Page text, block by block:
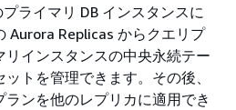
ライマリ DB インスタンスに
Aurora Replicas からクエリプ
インスタンスの中央永続テー
トを管理できます。その後、
ンを他のレプリカに適用でき